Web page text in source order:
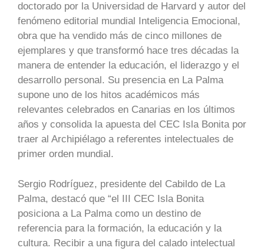
doctorado por la Universidad de Harvard y autor del
fenómeno editorial mundial Inteligencia Emocional,
obra que ha vendido más de cinco millones de
ejemplares y que transformó hace tres décadas la
manera de entender la educación, el liderazgo y el
desarrollo personal. Su presencia en La Palma
supone uno de los hitos académicos más
relevantes celebrados en Canarias en los últimos
años y consolida la apuesta del CEC Isla Bonita por
traer al Archipiélago a referentes intelectuales de
primer orden mundial.
Sergio Rodríguez, presidente del Cabildo de La
Palma, destacó que “el III CEC Isla Bonita
posiciona a La Palma como un destino de
referencia para la formación, la educación y la
cultura. Recibir a una figura del calado intelectual